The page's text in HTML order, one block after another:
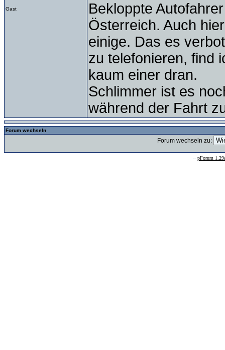
Gast
Bekloppte
Österreich. Auch
einige. Das es
zu telefonieren, find
kaum einer dran.
Schlimmer ist es
während der Fahrt
Forum wechseln
Forum wechseln zu:
pForum